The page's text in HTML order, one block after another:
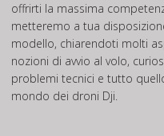
offrirti la massima
metteremo a tua
modello, chiarendoti molti
nozioni di avvio al volo,
problemi tecnici e tutto
mondo dei droni Dji.